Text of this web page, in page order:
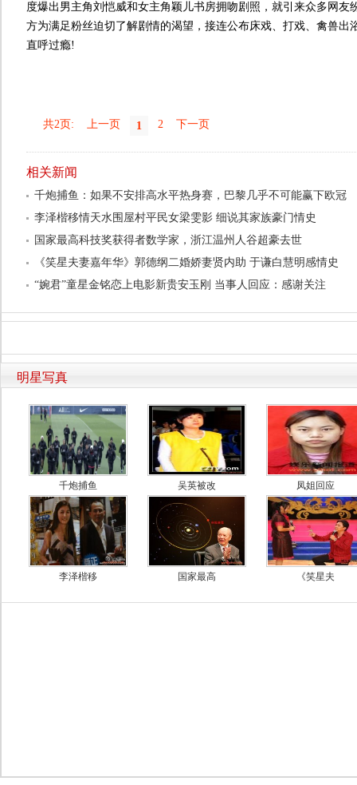
度爆出男主角刘恺威和女主角颖儿书房拥吻剧照，就引来众多网友
方为满足粉丝迫切了解剧情的渴望，接连公布床戏、打戏、禽兽出
直呼过瘾!
共2页: 上一页 1 2 下一页
相关新闻
千炮捕鱼：如果不安排高水平热身赛，巴黎几乎不可能赢下欧冠
李泽楷移情天水围屋村平民女梁雯影 细说其家族豪门情史
国家最高科技奖获得者数学家，浙江温州人谷超豪去世
《笑星夫妻嘉年华》郭德纲二婚娇妻贤内助 于谦白慧明感情史
“婉君”童星金铭恋上电影新贵安玉刚 当事人回应：感谢关注
明星写真
千炮捕鱼 吴英被改 凤姐回应
李泽楷移 国家最高 《笑星夫